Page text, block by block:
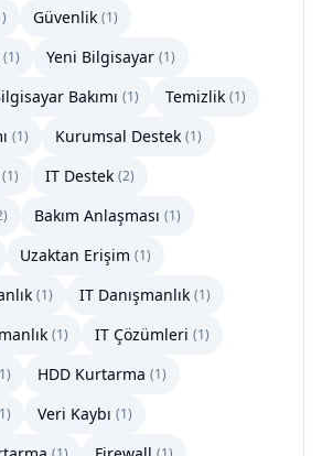
) Güvenlik (1)
(1) Yeni Bilgisayar (1)
Bakımı (1) Temizlik (1)
(1) Kurumsal Destek (1)
(1) IT Destek (2)
) Bakım Anlaşması (1)
Uzaktan Erişim (1)
(1) IT Danışmanlık (1)
(1) IT Çözümleri (1)
1) HDD Kurtarma (1)
1) Veri Kaybı (1)